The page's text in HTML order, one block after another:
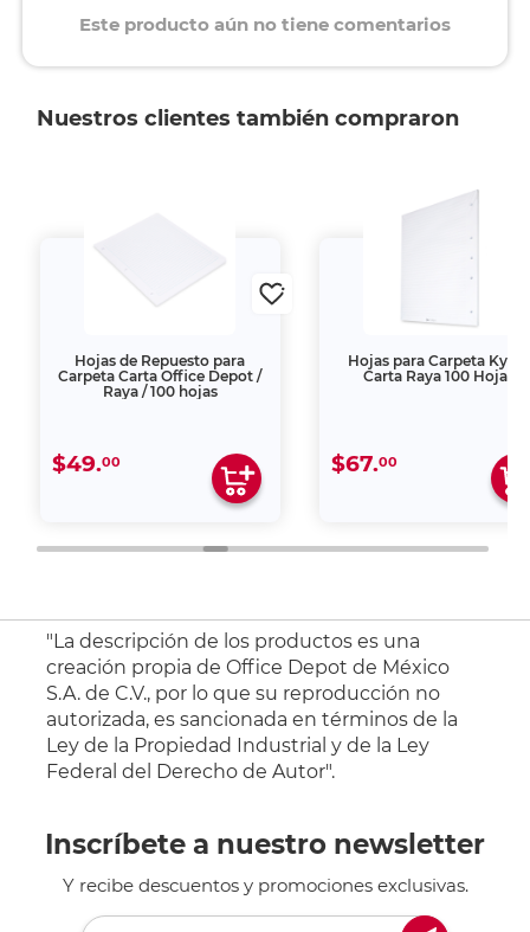
Este producto aún no tiene comentarios
Nuestros clientes también compraron
Hojas de Repuesto para
Carpeta Carta Office Depot /
Raya / 100 hojas
$49.00
Hojas para Carpeta Kyma
Carta Raya 100 Hojas
$67.00
"La descripción de los productos es una
creación propia de Office Depot de México
S.A. de C.V., por lo que su reproducción no
autorizada, es sancionada en términos de la
Ley de la Propiedad Industrial y de la Ley
Federal del Derecho de Autor".
Inscríbete a nuestro newsletter
Y recibe descuentos y promociones exclusivas.